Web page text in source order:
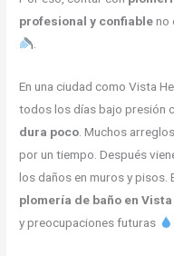
profesional y confiableno
En una ciudad como Vista
todos los días bajo presión
dura poco . Muchos
por un tiempo. Después
los daños en muros y pisos.
plomería de baño en
y preocupaciones futuras